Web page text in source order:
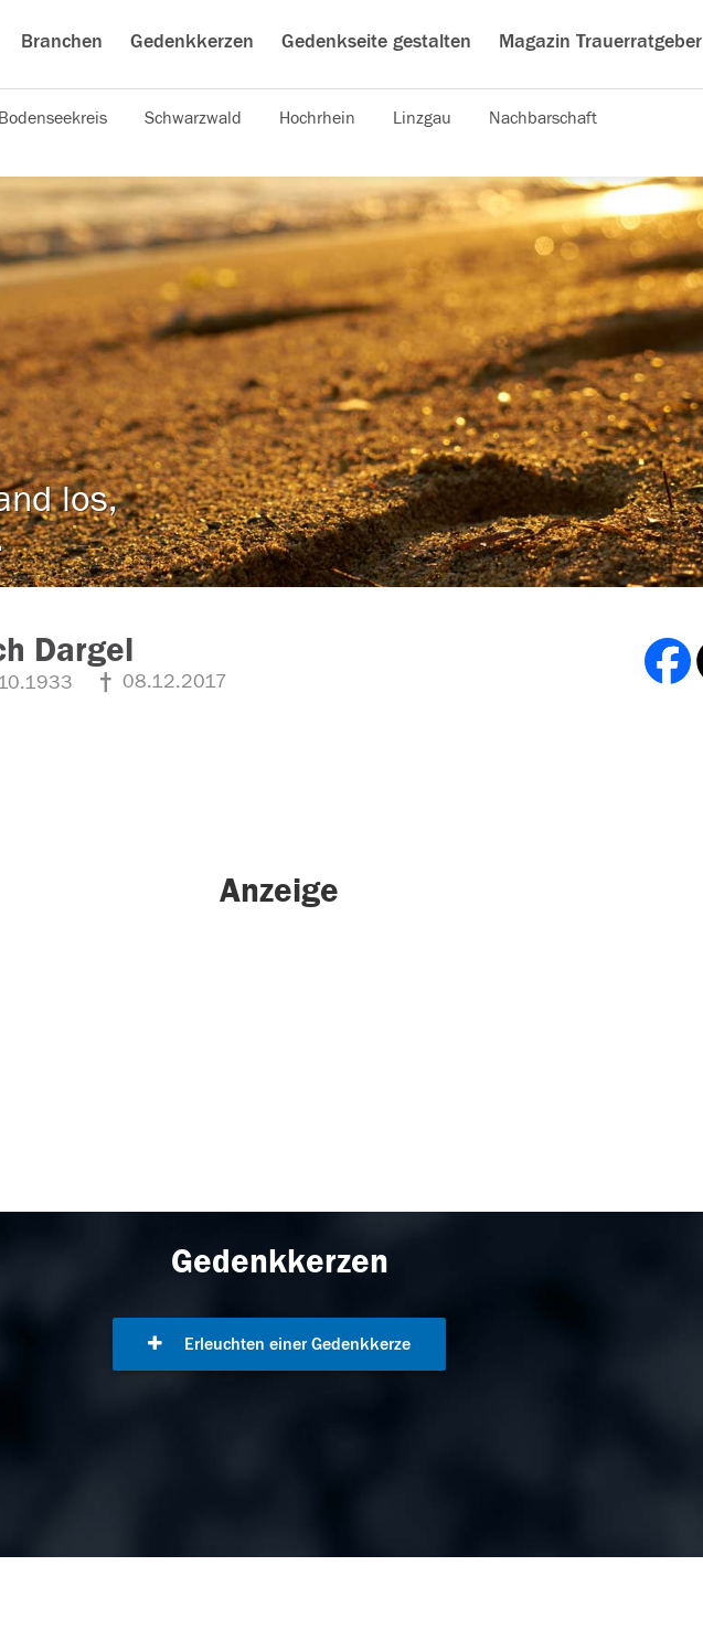
Branchen Gedenkkerzen Gedenkseite gestalten Magazin Trauerratgeber
Bodenseekreis Schwarzwald Hochrhein Linzgau Nachbarschaft
los,
Dargel
08.12.2017
Anzeige
Gedenkkerzen
Erleuchten einer Gedenkkerze